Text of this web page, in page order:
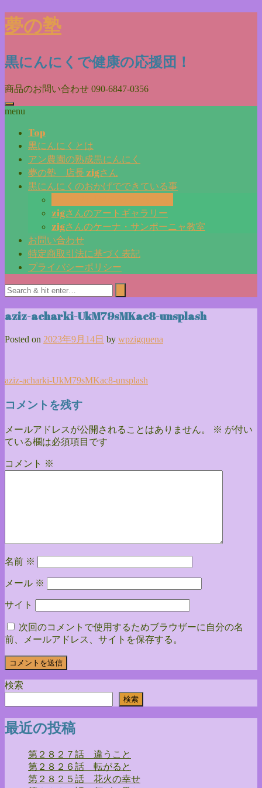
Skip
to
content
夢の塾
黒にんにくで健康の応援団！
商品のお問い合わせ 090-6847-0356
menu
Top
黒にんにくとは
アン農園の熟成黒にんにく
夢の塾 店長 zigさん
黒にんにくのおかげでできている事
zigさんのアートギャラリー
zigさんのケーナ・サンポーニャ教室
お問い合わせ
特定商取引法に基づく表記
プライバシーポリシー
aziz-acharki-UkM79sMKac8-unsplash
Posted on 2023年9月14日 by wpzigquena
投
稿
ナ
ビ
ゲ
ン
aziz-acharki-UkM79sMKac8-unsplash
コメントを残す
メールアドレスが公開されることはありません。 ※ が付い
ている欄は必須項目です
コメント ※
名前 ※
メール ※
サイト
次回のコメントで使用するためブラウザーに自分の名
前、メールアドレス、サイトを保存する。
検索
検索
最近の投稿
第２８２７話 違うこと
第２８２６話 転がると
第２８２５話 花火の幸せ